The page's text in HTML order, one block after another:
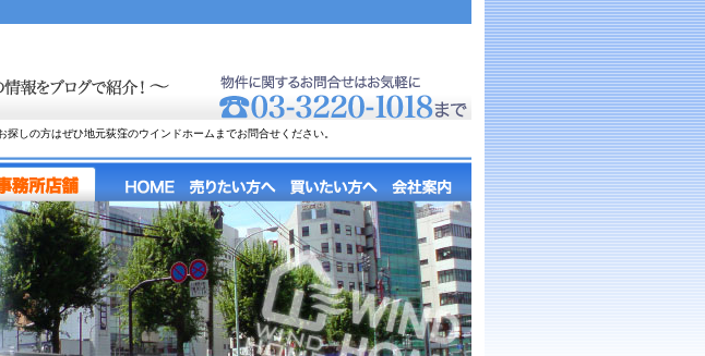
しの方はぜひ地元荻窪のウインドホームまでお問合せください。